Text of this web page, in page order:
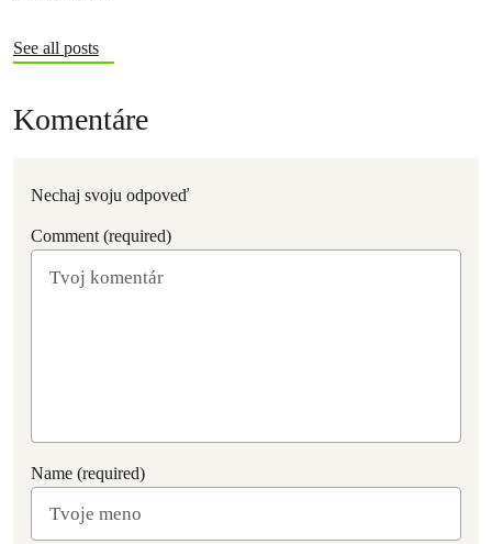
See all posts
Komentáre
Nechaj svoju odpoveď
Comment (required)
Name (required)